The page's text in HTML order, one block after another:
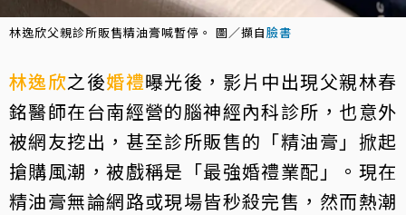
林逸欣父親診所販售精油膏喊暫停。 圖／擷自臉書
林逸欣之後婚禮曝光後，影片中出現父親林春
銘醫師在台南經營的腦神經內科診所，也意外
被網友挖出，甚至診所販售的「精油膏」掀起
搶購風潮，被戲稱是「最強婚禮業配」。現在
精油膏無論網路或現場皆秒殺完售，然而熱潮